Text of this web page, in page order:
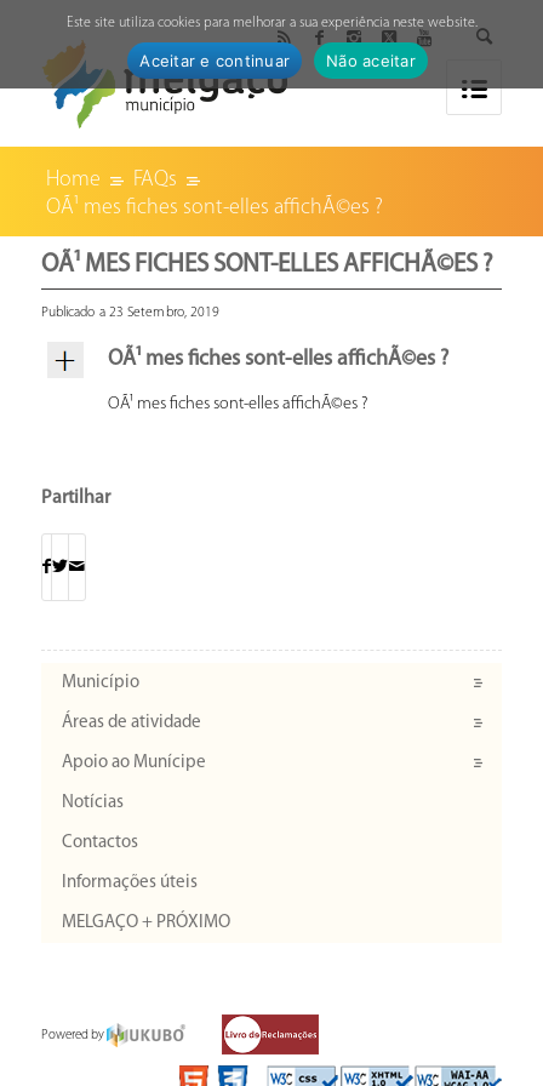
Home
FAQs
OÃ¹ mes fiches sont-elles affichÃ©es ?
OÃ¹ MES FICHES SONT-ELLES AFFICHÃ©ES ?
Publicado a 23 Setembro, 2019
OÃ¹ mes fiches sont-elles affichÃ©es ?
OÃ¹ mes fiches sont-elles affichÃ©es ?
Partilhar
Município
Áreas de atividade
Apoio ao Munícipe
Notícias
Contactos
Informações úteis
MELGAÇO + PRÓXIMO
Powered by
Este site utiliza cookies para melhorar a sua experiência neste website.
Aceitar e continuar Não aceitar